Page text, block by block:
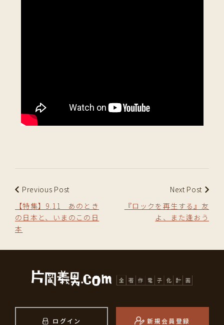
Previous Post
【特集】9.11 あのとき
の日本と、いまのこの日
本
Next Post
『ロックを再生する』友
よ、また逢おう
ログイン 新規会員登録